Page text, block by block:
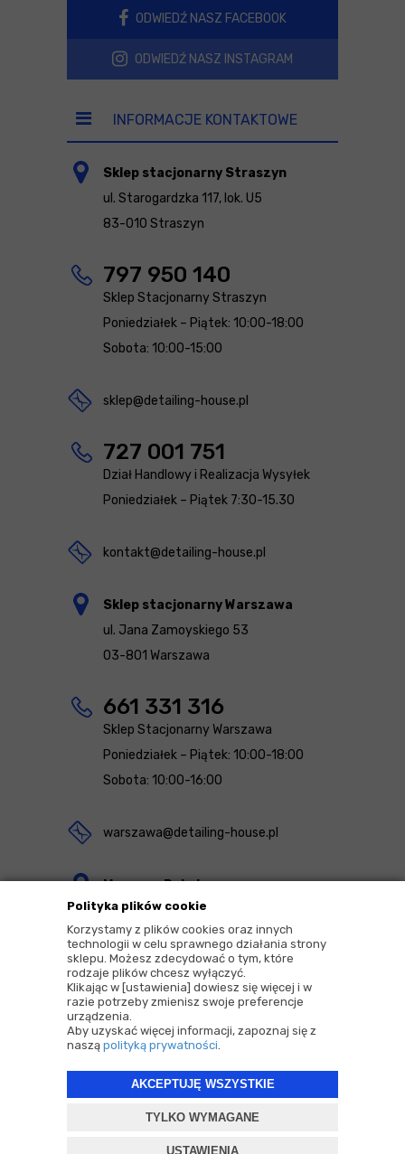
Polityka plików cookie
Korzystamy z plików cookies oraz innych
technologii w celu sprawnego działania strony
sklepu. Możesz zdecydować o tym, które
rodzaje plików chcesz wyłączyć.
Klikając w [ustawienia] dowiesz się więcej i w
razie potrzeby zmienisz swoje preferencje
urządzenia.
Aby uzyskać więcej informacji, zapoznaj się z
naszą polityką prywatności.
AKCEPTUJĘ WSZYSTKIE
TYLKO WYMAGANE
USTAWIENIA
ODWIEDŹ NASZ FACEBOOK
ODWIEDŹ NASZ INSTAGRAM
INFORMACJE KONTAKTOWE
Sklep stacjonarny Straszyn
ul. Starogardzka 117, lok. U5
83-010 Straszyn
797 950 140
Sklep Stacjonarny Straszyn
Poniedziałek – Piątek: 10:00-18:00
Sobota: 10:00-15:00
sklep@detailing-house.pl
727 001 751
Dział Handlowy i Realizacja Wysyłek
Poniedziałek – Piątek 7:30-15.30
kontakt@detailing-house.pl
Sklep stacjonarny Warszawa
ul. Jana Zamoyskiego 53
03-801 Warszawa
661 331 316
Sklep Stacjonarny Warszawa
Poniedziałek – Piątek: 10:00-18:00
Sobota: 10:00-16:00
warszawa@detailing-house.pl
Magazyn Rekcin
Nomos Sp. z o.o. sp.k.
ul. Agrestowa 1
83-010 Rekcin
2026 © Copyrights by |Detailing House